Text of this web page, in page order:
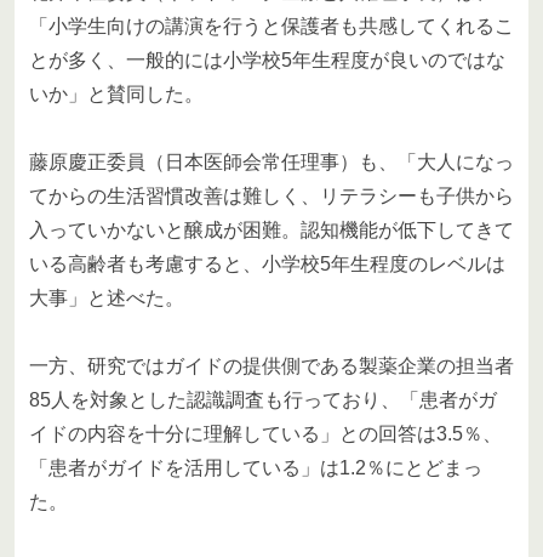
「小学生向けの講演を行うと保護者も共感してくれるこ
とが多く、一般的には小学校5年生程度が良いのではな
いか」と賛同した。
藤原慶正委員（日本医師会常任理事）も、「大人になっ
てからの生活習慣改善は難しく、リテラシーも子供から
入っていかないと醸成が困難。認知機能が低下してきて
いる高齢者も考慮すると、小学校5年生程度のレベルは
大事」と述べた。
一方、研究ではガイドの提供側である製薬企業の担当者
85人を対象とした認識調査も行っており、「患者がガ
イドの内容を十分に理解している」との回答は3.5％、
「患者がガイドを活用している」は1.2％にとどまっ
た。